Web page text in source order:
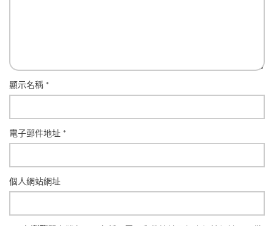
顯示名稱 *
電子郵件地址 *
個人網站網址